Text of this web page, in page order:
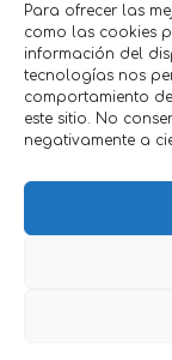
Para ofrecer las
como las cookies
información del
tecnologías nos
comportamiento
este sitio. No
negativamente a
5.0